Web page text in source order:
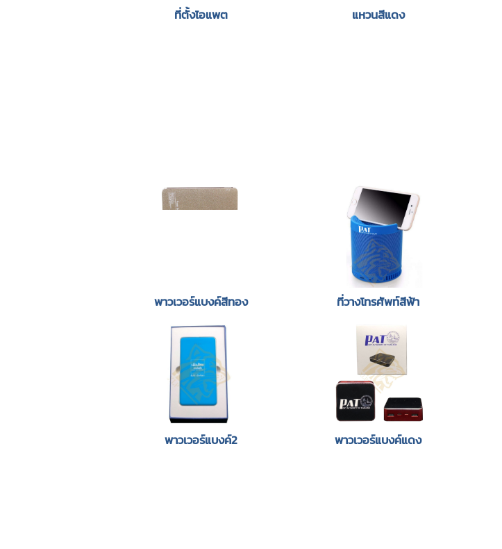
ที่ตั้งไอแพต แหวนสีแดง
พาวเวอร์แบงค์สีทอง ที่วางโทรศัพท์สีฟ้า
พาวเวอร์แบงค์2 พาวเวอร์แบงค์แดง